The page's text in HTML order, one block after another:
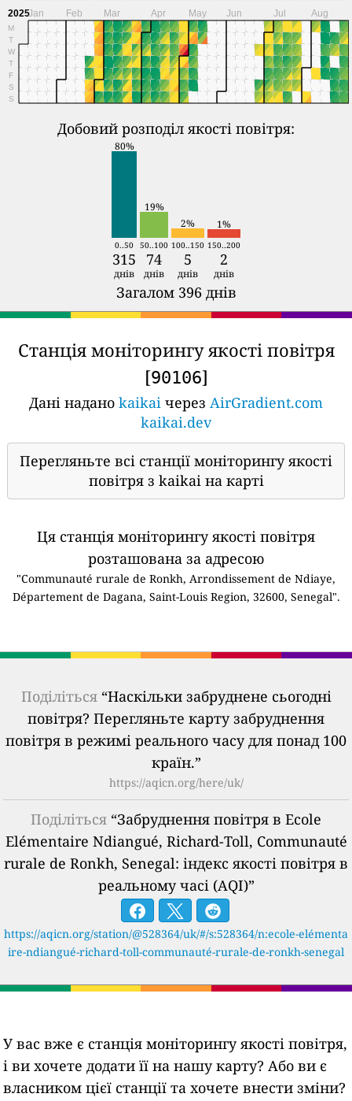
2025
M
T
W
T
F
S
S
Jan Feb Mar Apr May Jun Jul Aug
Добовий розподіл якості повітря:
80%
19%
2%
1%
0..50 50..100 100..150 150..200
315 74 5 2
днів днів днів днів
Загалом 396 днів
Станція моніторингу якості повітря
[90106]
Дані надано kaikai через AirGradient.com
kaikai.dev
Перегляньте всі станції моніторингу якості
повітря з kaikai на карті
Ця станція моніторингу якості повітря
розташована за адресою
"Communauté rurale de Ronkh, Arrondissement de Ndiaye,
Département de Dagana, Saint-Louis Region, 32600, Senegal".
Поділіться“Наскільки забруднене сьогодні
повітря? Перегляньте карту забруднення
повітря в режимі реального часу для понад 100
країн.”
https://aqicn.org/here/uk/
Поділіться “Забруднення повітря в Ecole
Elémentaire Ndiangué, Richard-Toll, Communauté
rurale de Ronkh, Senegal: індекс якості повітря в
реальному часі (AQI)”
https://aqicn.org/station/@528364/uk/#/s:528364/n:ecole-elémenta
ire-ndiangué-richard-toll-communauté-rurale-de-ronkh-senegal
У вас вже є станція моніторингу якості повітря,
і ви хочете додати її на нашу карту? Або ви є
власником цієї станції та хочете внести зміни?